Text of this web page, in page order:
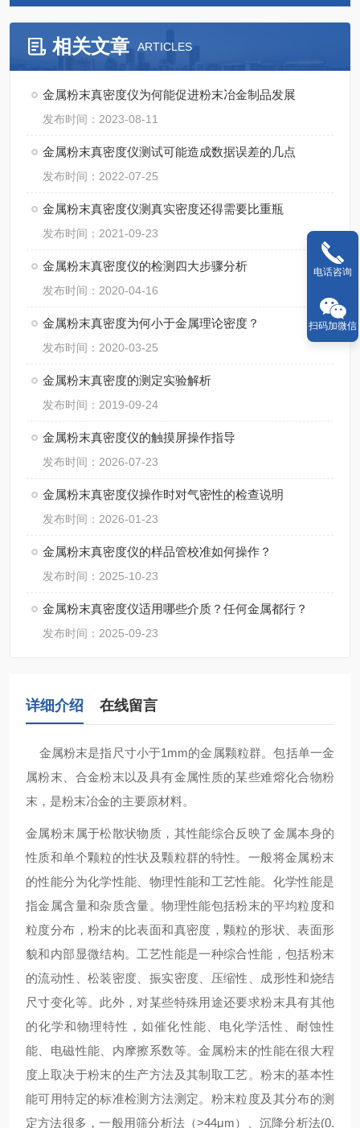
相关文章 ARTICLES
金属粉末真密度仪为何能促进粉末冶金制品发展
发布时间：2023-08-11
金属粉末真密度仪测试可能造成数据误差的几点
发布时间：2022-07-25
金属粉末真密度仪测真实密度还得需要比重瓶
发布时间：2021-09-23
金属粉末真密度仪的检测四大步骤分析
发布时间：2020-04-16
金属粉末真密度为何小于金属理论密度？
发布时间：2020-03-25
金属粉末真密度的测定实验解析
发布时间：2019-09-24
金属粉末真密度仪的触摸屏操作指导
发布时间：2026-07-23
金属粉末真密度仪操作时对气密性的检查说明
发布时间：2026-01-23
金属粉末真密度仪的样品管校准如何操作？
发布时间：2025-10-23
金属粉末真密度仪适用哪些介质？任何金属都行？
发布时间：2025-09-23
详细介绍 在线留言
金属粉末是指尺寸小于1mm的金属颗粒群。包括单一金
属粉末、合金粉末以及具有金属性质的某些难熔化合物粉
末，是粉末冶金的主要原材料。
金属粉末属于松散状物质，其性能综合反映了金属本身的
性质和单个颗粒的性状及颗粒群的特性。一般将金属粉末
的性能分为化学性能、物理性能和工艺性能。化学性能是
指金属含量和杂质含量。物理性能包括粉末的平均粒度和
粒度分布，粉末的比表面和真密度，颗粒的形状、表面形
貌和内部显微结构。工艺性能是一种综合性能，包括粉末
的流动性、松装密度、振实密度、压缩性、成形性和烧结
尺寸变化等。此外，对某些特殊用途还要求粉末具有其他
的化学和物理特性，如催化性能、电化学活性、耐蚀性
能、电磁性能、内摩擦系数等。金属粉末的性能在很大程
度上取决于粉末的生产方法及其制取工艺。粉末的基本性
能可用特定的标准检测方法测定。粉末粒度及其分布的测
定方法很多，一般用筛分析法（>44μm）、沉降分析法(0.
电话咨询
扫码加微信